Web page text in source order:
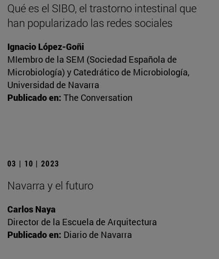
Qué es el SIBO, el trastorno intestinal que
han popularizado las redes sociales
Ignacio López-Goñi
MIembro de la SEM (Sociedad Española de
Microbiología) y Catedrático de Microbiología,
Universidad de Navarra
Publicado en: The Conversation
03 | 10 | 2023
Navarra y el futuro
Carlos Naya
Director de la Escuela de Arquitectura
Publicado en: Diario de Navarra